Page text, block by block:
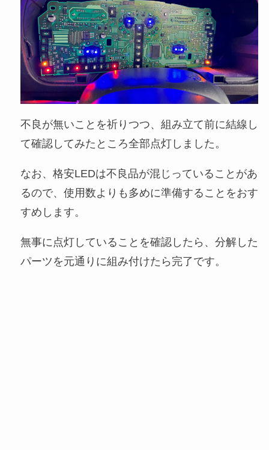
不良が無いことを祈りつつ、組み立て前に結線し
て確認してみたところ全部点灯しました。
なお、格安LEDは不良品が混じっていることがあ
るので、使用数よりも多めに準備することをおす
すめします。
無事に点灯していることを確認したら、分解した
パーツを元通りに組み付けたら完了です。